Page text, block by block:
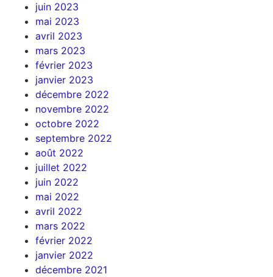
juin 2023
mai 2023
avril 2023
mars 2023
février 2023
janvier 2023
décembre 2022
novembre 2022
octobre 2022
septembre 2022
août 2022
juillet 2022
juin 2022
mai 2022
avril 2022
mars 2022
février 2022
janvier 2022
décembre 2021